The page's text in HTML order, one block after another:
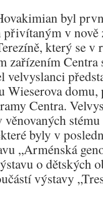
byl
v nově
který se v
zařízením
velvyslanci
Wieserova
Centra.
byly v
„Arménská
o dětských
výstavy